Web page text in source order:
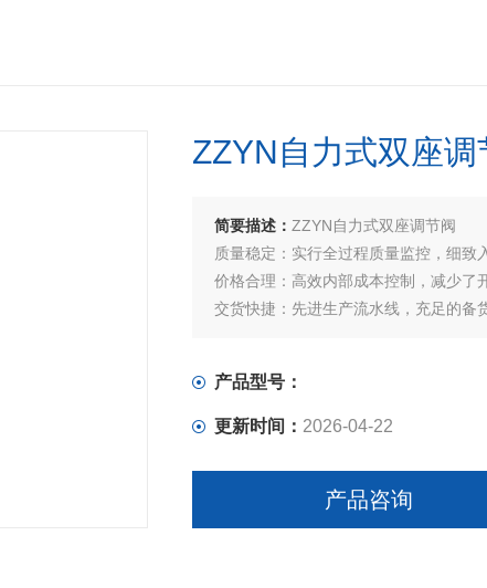
ZZYN自力式双座调
简要描述： ZZYN自力式双座调节阀
质量稳定：实行全过程质量监控，细致
价格合理：高效内部成本控制，减少了
交货快捷：先进生产流水线，充足的备
产品型号：
更新时间： 2026-04-22
产品咨询